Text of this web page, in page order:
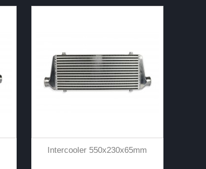
Intercooler 550x230x65mm